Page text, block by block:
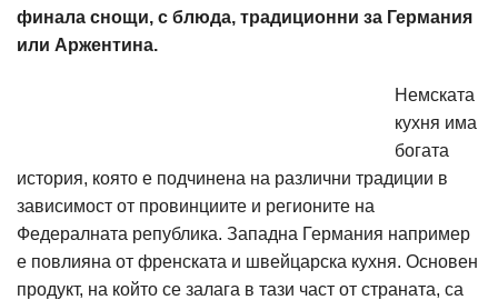
финала снощи, с блюда, традиционни за Германия
или Аржентина.
Немската
кухня има
богата
история, която е подчинена на различни традиции в
зависимост от провинциите и регионите на
Федералната република. Западна Германия например
е повлияна от френската и швейцарска кухня. Основен
продукт, на който се залага в тази част от страната, са